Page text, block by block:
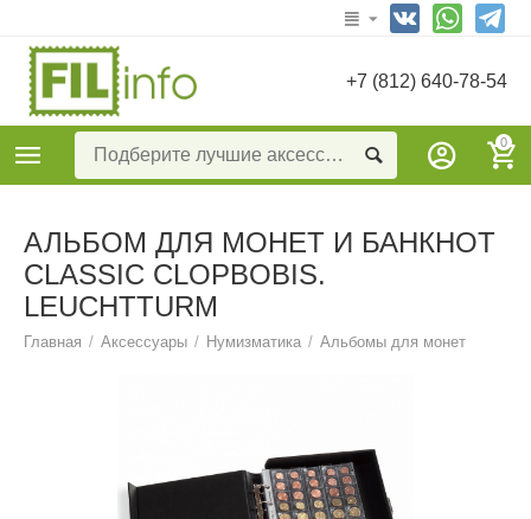
+7 (812) 640-78-54
0
АЛЬБОМ ДЛЯ МОНЕТ И БАНКНОТ
CLASSIC CLOPBOBIS.
LEUCHTTURM
Главная / Аксессуары / Нумизматика / Альбомы для монет